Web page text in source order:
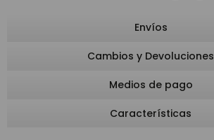
Envíos
Cambios y Devoluciones
Medios de pago
Características